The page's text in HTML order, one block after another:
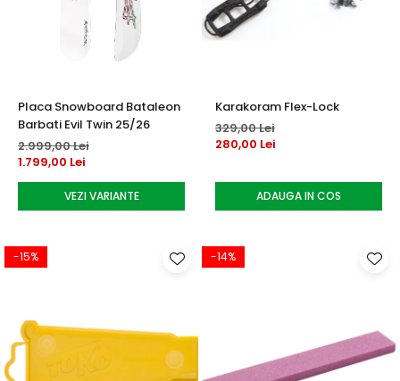
Accesorii tenis
Gripuri & overgripuri
Testeaza rachete
Placa Snowboard Bataleon
Barbati Evil Twin 25/26
2.999,00 Lei
1.799,00 Lei
VEZI VARIANTE
Karakoram Flex-Lock
329,00 Lei
280,00 Lei
ADAUGA IN COS
-15% -14%